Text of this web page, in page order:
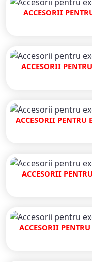
ACCESORII
ACCESORII
ACCESORII PENTRU
ACCESORII
ACCESORII